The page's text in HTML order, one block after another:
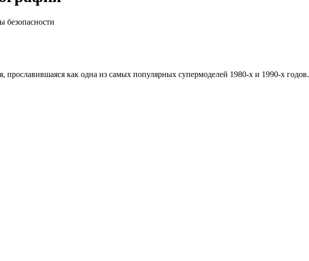
как одна из самых популярных супермоделей 1980-х и 1990-х годов.